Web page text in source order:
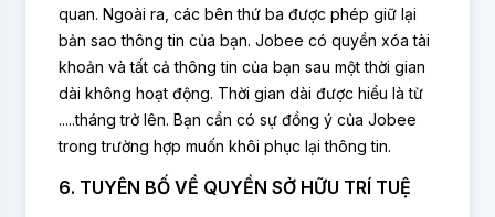
quan. Ngoài ra, các bên thứ ba được phép giữ lại
bản sao thông tin của bạn. Jobee có quyền xóa tài
khoản và tất cả thông tin của bạn sau một thời gian
dài không hoạt động. Thời gian dài được hiểu là từ
.....tháng trở lên. Bạn cần có sự đồng ý của Jobee
trong trường hợp muốn khôi phục lại thông tin.
6. TUYÊN BỐ VỀ QUYỀN SỞ HỮU TRÍ TUỆ